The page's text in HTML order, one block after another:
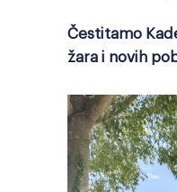
Čestitamo
žara i novih